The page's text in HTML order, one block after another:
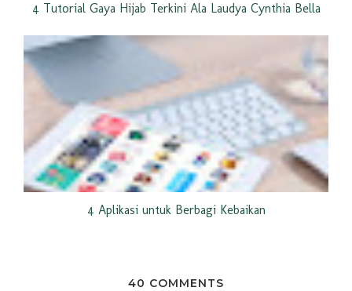
4 Tutorial Gaya Hijab Terkini Ala Laudya Cynthia Bella
4 Aplikasi untuk Berbagi Kebaikan
40 COMMENTS